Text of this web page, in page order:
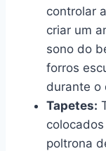
controlar
criar um
sono do
forros
durante o
Tapetes:
poltrona